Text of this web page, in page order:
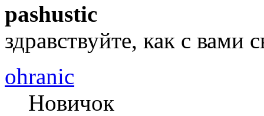
pashustic
здравствуйте, как с вами
ohranic
Новичок